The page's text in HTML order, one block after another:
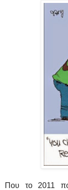
Που το 2011